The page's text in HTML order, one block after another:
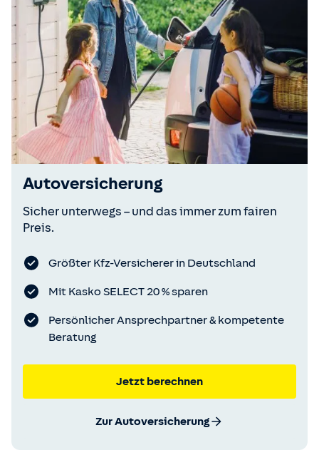
Autoversicherung
Sicher unterwegs – und das immer zum fairen
Preis.
Größter Kfz-Versicherer in Deutschland
Mit Kasko SELECT 20 % sparen
Persönlicher Ansprechpartner & kompetente
Beratung
Jetzt berechnen
Zur Autoversicherung